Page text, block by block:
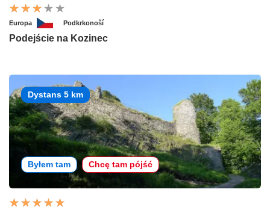
Europa Podkrkonoší
Podejście na Kozinec
Dystans 5 km
Byłem tam Chcę tam pójść